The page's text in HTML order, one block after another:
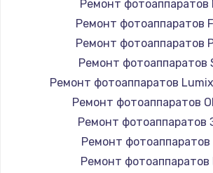
600 руб.
Заказать
Замена конфорки
1100 руб.
Заказать
Замена платы
900 руб.
Ремонт фотоаппаратов
Ремонт фотоаппаратов
Ремонт фотоаппаратов
Ремонт фотоаппаратов
Ремонт фотоаппаратов
Ремонт фотоаппаратов
Ремонт фотоаппаратов
Ремонт фотоаппаратов
Ремонт фотоаппаратов